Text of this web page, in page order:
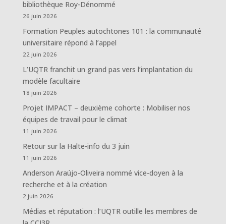
bibliothèque Roy-Dénommé
26 juin 2026
Formation Peuples autochtones 101 : la communauté
universitaire répond à l’appel
22 juin 2026
L’UQTR franchit un grand pas vers l’implantation du
modèle facultaire
18 juin 2026
Projet IMPACT – deuxième cohorte : Mobiliser nos
équipes de travail pour le climat
11 juin 2026
Retour sur la Halte-info du 3 juin
11 juin 2026
Anderson Araújo-Oliveira nommé vice-doyen à la
recherche et à la création
2 juin 2026
Médias et réputation : l’UQTR outille les membres de